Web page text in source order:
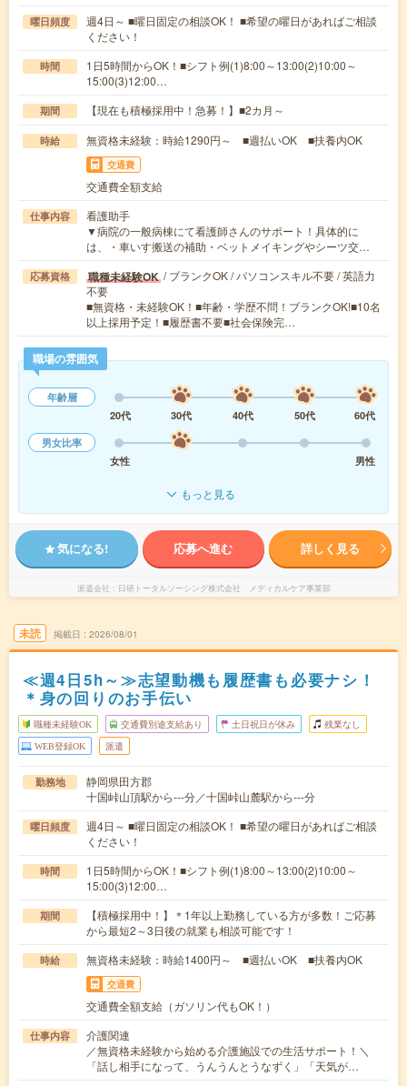
曜日頻度
週4日～ ■曜日固定の相談OK！ ■希望の曜日があればご相談
ください！
時間
1日5時間からOK！■シフト例(1)8:00～13:00(2)10:00～
15:00(3)12:00…
期間 【現在も積極採用中！急募！】■2カ月～
時給 無資格未経験：時給1290円～ ■週払いOK ■扶養内OK
交通費
交通費全額支給
仕事内容
看護助手
▼病院の一般病棟にて看護師さんのサポート！具体的に
は、・車いす搬送の補助・ベットメイキングやシーツ交…
応募資格 職種未経験OK / ブランクOK / パソコンスキル不要 / 英語力
不要
■無資格・未経験OK！■年齢・学歴不問！ブランクOK!■10名
以上採用予定！■履歴書不要■社会保険完…
職場の雰囲気
年齢層
20代
30代 40代 50代
60代
男女比率
女性
男性
もっと見る
気になる! 応募へ進む 詳しく見る
派遣会社 日研トータルソーシング株式会社 メディカルケア事業部
未読 掲載日 2026/08/01
≪週4日5h～≫志望動機も履歴書も必要ナシ！
＊身の回りのお手伝い
職種未経験OK 交通費別途支給あり 土日祝日が休み 残業なし
WEB登録OK 派遣
勤務地
静岡県田方郡
十国峠山頂駅から---分／十国峠山麓駅から---分
曜日頻度
週4日～ ■曜日固定の相談OK！ ■希望の曜日があればご相談
ください！
時間
1日5時間からOK！■シフト例(1)8:00～13:00(2)10:00～
15:00(3)12:00…
期間
【積極採用中！】＊1年以上勤務している方が多数！ご応募
から最短2～3日後の就業も相談可能です！
時給 無資格未経験：時給1400円～ ■週払いOK ■扶養内OK
交通費
交通費全額支給（ガソリン代もOK！）
仕事内容
介護関連
／無資格未経験から始める介護施設での生活サポート！＼
「話し相手になって、うんうんとうなずく」「天気が…